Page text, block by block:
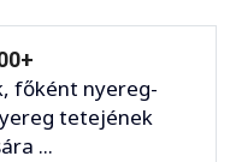
főként nyereg-
tetejének
...